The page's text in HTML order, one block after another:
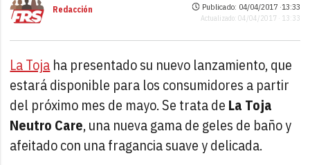
Redacción Publicado: 04/04/2017 ·13:33
Actualizado: 04/04/2017 · 13:33
La Toja ha presentado su nuevo lanzamiento, que
estará disponible para los consumidores a partir
del próximo mes de mayo. Se trata de La Toja
Neutro Care, una nueva gama de geles de baño y
afeitado con una fragancia suave y delicada.